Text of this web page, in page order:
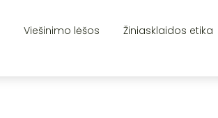
Viešinimo lėšos Žiniasklaidos etika